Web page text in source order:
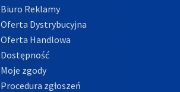
Biuro Reklamy
Oferta Dystrybucyjna
Oferta Handlowa
Dostępność
Moje zgody
Procedura zgłoszeń